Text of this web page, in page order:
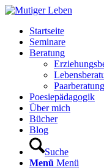
Startseite
Seminare
Beratung
Paarberatung
Poesiepädagogik
Über mich
Bücher
Blog
Suche
Menü Menü